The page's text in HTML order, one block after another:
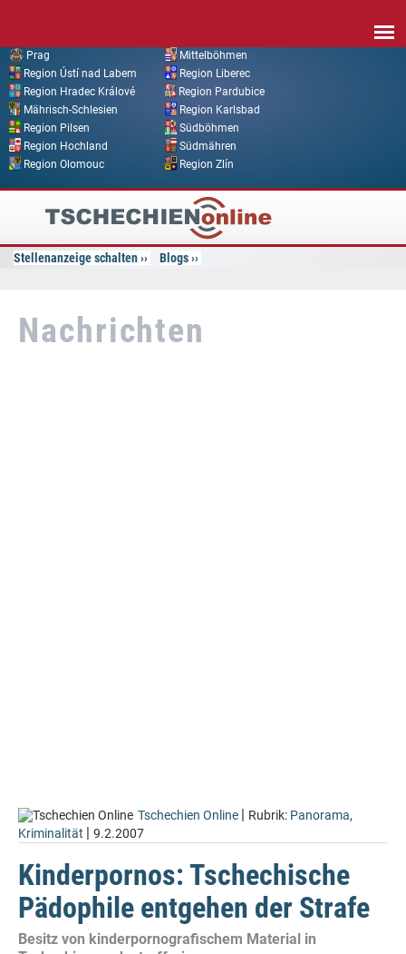
Prag
Mittelböhmen
Region Ústí nad Labem
Region Liberec
Region Hradec Králové
Region Pardubice
Mährisch-Schlesien
Region Karlsbad
Region Pilsen
Südböhmen
Region Hochland
Südmähren
Region Olomouc
Region Zlín
Tschechien
Online
Stellenanzeige schalten Blogs
Nachrichten
Tschechien Online | Rubrik: Panorama,
Kriminalität | 9.2.2007
Kinderpornos: Tschechische
Pädophile entgehen der Strafe
Besitz von kinderpornografischem Material in